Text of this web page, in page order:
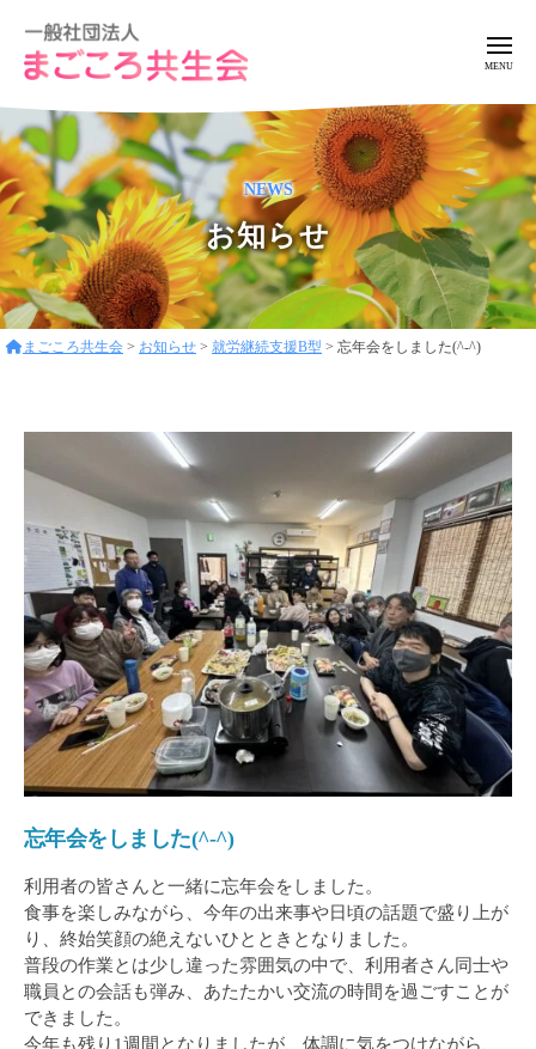
ン
ツ
へ
ス
キ
ッ
プ
般
社
団
法
人
ま
ご
共
生
ッ
ト
ホ
ー
ム
な
環
境
レ
リ
ー
経
験
豊
富
ス
タ
フ
が
無
理
を
せ
ず
メ
ニ
ー
NEWS
お知らせ
まごころ共生会 > お知らせ > 就労継続支援B型 > 忘年会をしました(^-^)
忘年会をしました(^-^)
利用者の皆さんと一緒に忘年会をしました。
食事を楽しみながら、今年の出来事や日頃の話題で盛り上が
り、終始笑顔の絶えないひとときとなりました。
普段の作業とは少し違った雰囲気の中で、利用者さん同士や
職員との会話も弾み、あたたかい交流の時間を過ごすことが
できました。
今年も残り1週間となりましたが、体調に気をつけながら、
般
社
団
法
人
ま
ご
こ
ろ
共
生
会